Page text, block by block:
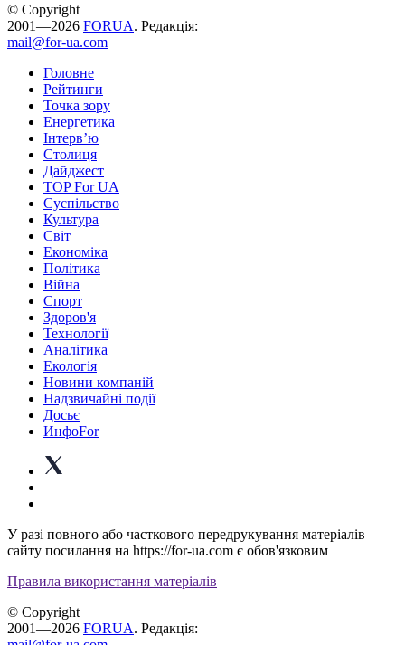
© Copyright
2001—2026 FORUA. Редакція:
mail@for-ua.com
Головне
Рейтинги
Точка зору
Енергетика
Інтерв’ю
Столиця
Дайджест
TOP For UA
Суспiльство
Культура
Світ
Економіка
Політика
Війна
Спорт
Здоров'я
Технології
Аналітика
Екологія
Новини компаній
Надзвичайні події
Досьє
ИнфоFor
У разі повного або часткового передрукування матеріалів
сайту посилання на https://for-ua.com є обов'язковим
Правила використання матеріалів
© Copyright
2001—2026 FORUA. Редакція: